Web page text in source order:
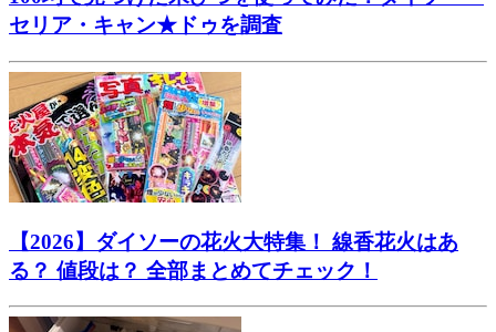
セリア・キャン★ドゥを調査
【2026】ダイソーの花火大特集！ 線香花火はあ
る？ 値段は？ 全部まとめてチェック！